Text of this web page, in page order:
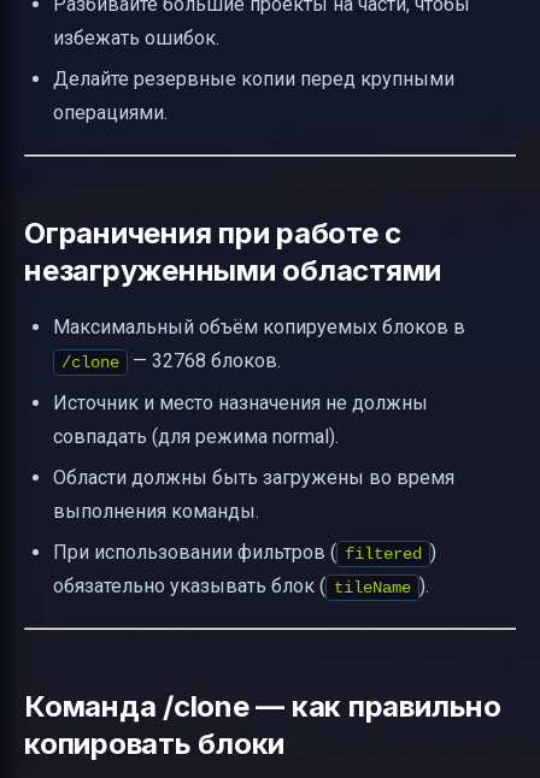
избежать ошибок.
Делайте резервные копии перед крупными
операциями.
Ограничения при работе с
незагруженными областями
Максимальный объём копируемых блоков в
/clone
— 32768 блоков.
Источник и место назначения не должны
совпадать (для режима normal).
Области должны быть загружены во время
выполнения команды.
При использовании фильтров ( filtered )
обязательно указывать блок ( tileName ).
Команда /clone — как правильно
копировать блоки